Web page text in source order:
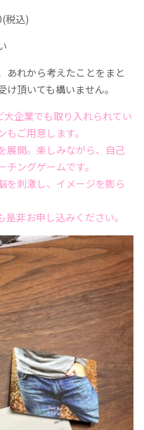
税込)
れから考えたことをまと
頂いても構いません。
企業でも取り入れられてい
ご用意します。
展開。楽しみながら、自己
ングゲームです。
を刺激し、イメージを膨ら
非お申し込みください。